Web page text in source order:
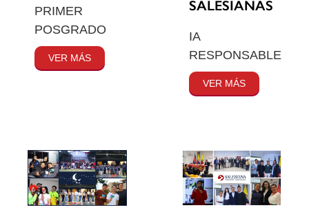
PRIMER
POSGRADO
VER MÁS
SALESIANAS
IA
RESPONSABLE
VER MÁS